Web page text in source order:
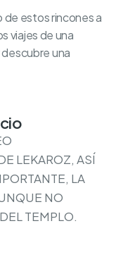
de estos rincones a
viajes de una
una
LEKAROZ, ASÍ
LA
NO
TEMPLO.